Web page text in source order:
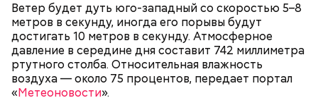
Ветер будет дуть юго-западный со скоростью 5–8
метров в секунду, иногда его порывы будут
достигать 10 метров в секунду. Атмосферное
давление в середине дня составит 742 миллиметра
ртутного столба. Относительная влажность
воздуха — около 75 процентов, передает портал
«Метеоновости».